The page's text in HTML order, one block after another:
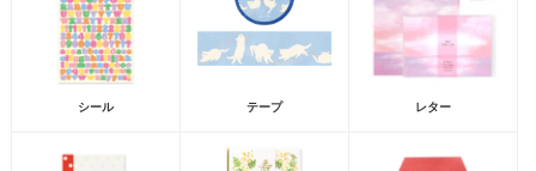
シール テープ レター